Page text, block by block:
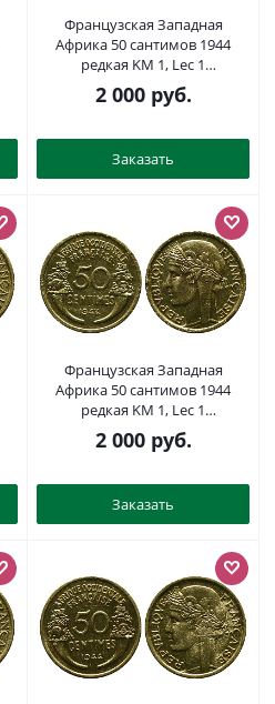
Французская Западная
Африка 50 сантимов 1944
редкая KM 1, Lec 1
алюминиевая бронза aUNC
4381-938
2 000руб.
Заказать
Французская Западная
Африка 50 сантимов 1944
редкая KM 1, Lec 1
алюминиевая бронза aUNC
4381-941
2 000руб.
Заказать